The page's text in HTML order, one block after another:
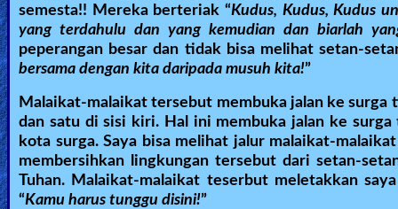
semesta!! Mereka berteriak “Kudus, Kudus, Kudus
yang terdahulu dan yang kemudian dan biarlah
peperangan besar dan tidak bisa melihat setan-
bersama dengan kita daripada musuh kita!”
Malaikat-malaikat tersebut membuka jalan ke
dan satu di sisi kiri. Hal ini membuka jalan ke
kota surga. Saya bisa melihat jalur malaikat-
membersihkan lingkungan tersebut dari setan-
Tuhan. Malaikat-malaikat teserbut meletakkan
“Kamu harus tunggu disini!”